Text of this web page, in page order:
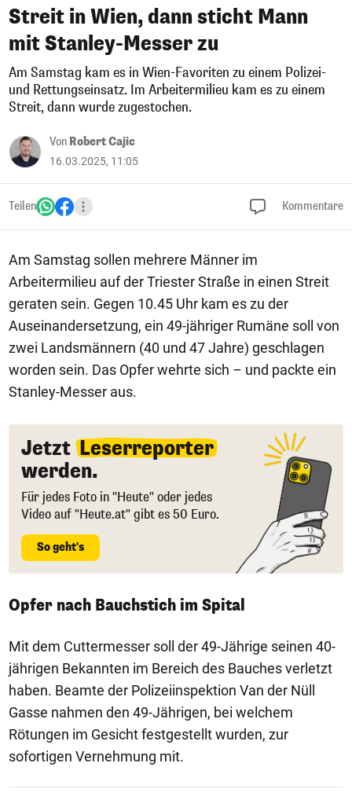
Streit in Wien, dann sticht Mann
mit Stanley-Messer zu
Am Samstag kam es in Wien-Favoriten zu einem Polizei-
und Rettungseinsatz. Im Arbeitermilieu kam es zu einem
Streit, dann wurde zugestochen.
Von Robert Cajic
16.03.2025, 11:05
Teilen Kommentare
Am Samstag sollen mehrere Männer im
Arbeitermilieu auf der Triester Straße in einen Streit
geraten sein. Gegen 10.45 Uhr kam es zu der
Auseinandersetzung, ein 49-jähriger Rumäne soll von
zwei Landsmännern (40 und 47 Jahre) geschlagen
worden sein. Das Opfer wehrte sich – und packte ein
Stanley-Messer aus.
Jetzt Leserreporter
werden.
Für jedes Foto in "Heute" oder jedes
Video auf "Heute.at" gibt es 50 Euro.
So geht's
Opfer nach Bauchstich im Spital
Mit dem Cuttermesser soll der 49-Jährige seinen 40-
jährigen Bekannten im Bereich des Bauches verletzt
haben. Beamte der Polizeiinspektion Van der Nüll
Gasse nahmen den 49-Jährigen, bei welchem
Rötungen im Gesicht festgestellt wurden, zur
sofortigen Vernehmung mit.